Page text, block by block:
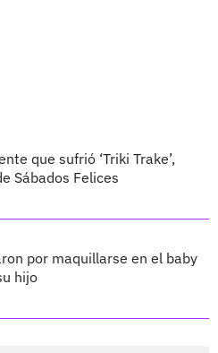
que sufrió ‘Triki Trake’,
Sábados Felices
por maquillarse en el baby
hijo